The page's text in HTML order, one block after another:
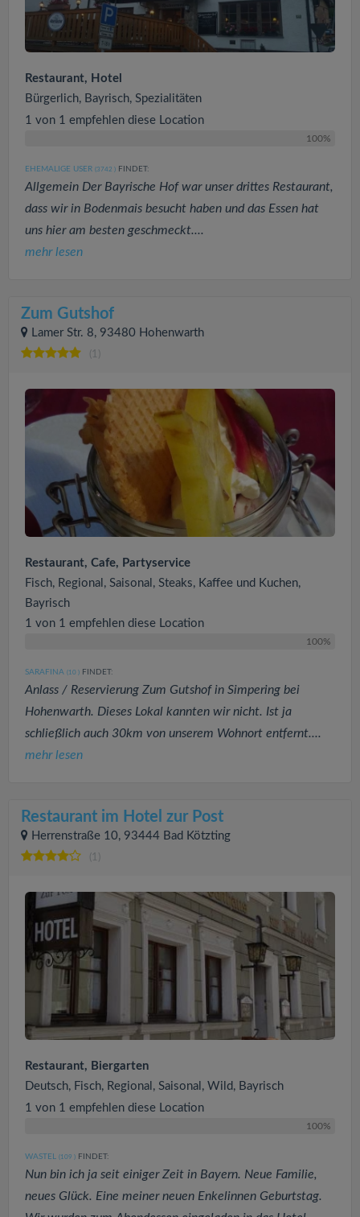
Restaurant, Hotel
Bürgerlich, Bayrisch, Spezialitäten
1 von 1 empfehlen diese Location
100%
EHEMALIGE USER (3742 ) FINDET:
Allgemein Der Bayrische Hof war unser drittes Restaurant,
dass wir in Bodenmais besucht haben und das Essen hat
uns hier am besten geschmeckt....
mehr lesen
Zum Gutshof
Lamer Str. 8, 93480 Hohenwarth
(1)
Restaurant, Cafe, Partyservice
Fisch, Regional, Saisonal, Steaks, Kaffee und Kuchen,
Bayrisch
1 von 1 empfehlen diese Location
100%
SARAFINA (10 ) FINDET:
Anlass / Reservierung Zum Gutshof in Simpering bei
Hohenwarth. Dieses Lokal kannten wir nicht. Ist ja
schließlich auch 30km von unserem Wohnort entfernt....
mehr lesen
Restaurant im Hotel zur Post
Herrenstraße 10, 93444 Bad Kötzting
(1)
Restaurant, Biergarten
Deutsch, Fisch, Regional, Saisonal, Wild, Bayrisch
1 von 1 empfehlen diese Location
100%
WASTEL (109 ) FINDET:
Nun bin ich ja seit einiger Zeit in Bayern. Neue Familie,
neues Glück. Eine meiner neuen Enkelinnen Geburtstag.